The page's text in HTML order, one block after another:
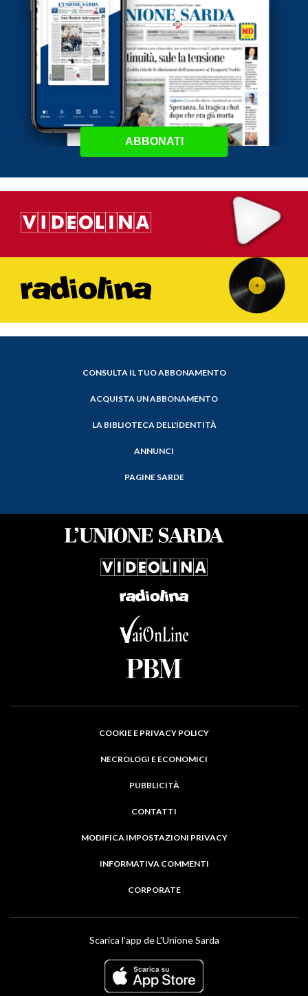
ABBONATI
CONSULTA IL TUO ABBONAMENTO
ACQUISTA UN ABBONAMENTO
LA BIBLIOTECA DELL'IDENTITÀ
ANNUNCI
PAGINE SARDE
COOKIE E PRIVACY POLICY
NECROLOGI E ECONOMICI
PUBBLICITÀ
CONTATTI
MODIFICA IMPOSTAZIONI PRIVACY
INFORMATIVA COMMENTI
CORPORATE
Scarica l'app de L'Unione Sarda